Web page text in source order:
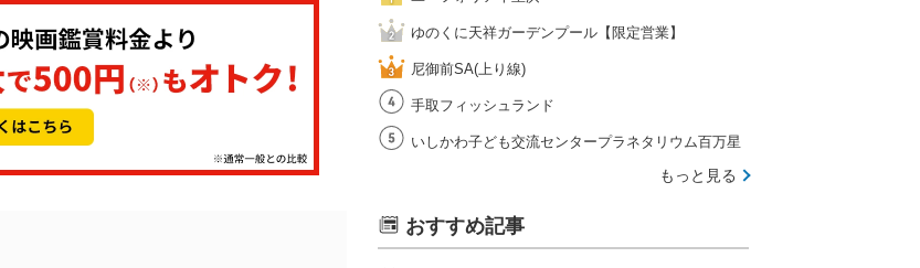
ゆのくに天祥ガーデンプール【限定営業】
尼御前SA(上り線)
手取フィッシュランド
いしかわ子ども交流センタープラネタリウム百万星
もっと見る
おすすめ記事